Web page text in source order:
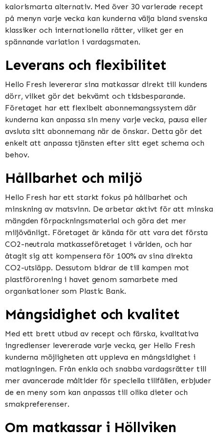
kalorismarta alternativ. Med över 30 varierade recept
på menyn varje vecka kan kunderna välja bland svenska
klassiker och internationella rätter, vilket ger en
spännande variation i vardagsmaten.
Leverans och flexibilitet
Hello Fresh levererar sina matkassar direkt till kundens
dörr, vilket gör det bekvämt och tidsbesparande.
Företaget har ett flexibelt abonnemangssystem där
kunderna kan anpassa sin meny varje vecka, pausa eller
avsluta sitt abonnemang när de önskar. Detta gör det
enkelt att anpassa tjänsten efter sitt eget schema och
behov.
Hållbarhet och miljö
Hello Fresh har ett starkt fokus på hållbarhet och
minskning av matsvinn. De arbetar aktivt för att minska
mängden förpackningsmaterial och göra det mer
miljövänligt. Företaget är kända för att vara det första
CO2-neutrala matkasseföretaget i världen, och har
åtagit sig att kompensera för 100% av sina direkta
CO2-utsläpp. Dessutom bidrar de till kampen mot
plastförorening i havet genom samarbete med
organisationer som Plastic Bank.
Mångsidighet och kvalitet
Med ett brett utbud av recept och färska, kvalitativa
ingredienser levererade varje vecka, ger Hello Fresh
kunderna möjligheten att uppleva en mångsidighet i
matlagningen. Från enkla och snabba vardagsrätter till
mer avancerade måltider för speciella tillfällen, erbjuder
de en meny som kan anpassas till olika dieter och
smakpreferenser.
Om matkassar i Höllviken